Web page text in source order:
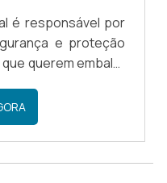
é responsável por
e proteção
querem embalar
diversos ramos,
de confecção.
do
também pode ser